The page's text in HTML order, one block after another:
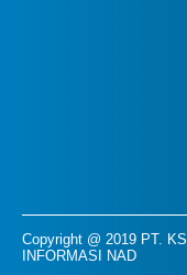
Copyright @ 2019 PT. KSI
INFORMASI NAD